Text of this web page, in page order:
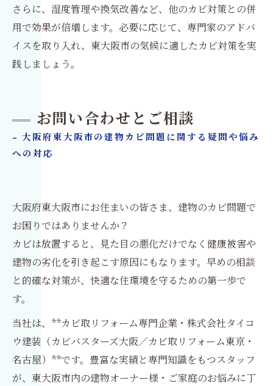
さらに、湿度管理や換気改善など、他のカビ対策との併
用で効果が倍増します。必要に応じて、専門家のアドバ
イスを取り入れ、東大阪市の気候に適したカビ対策を実
践しましょう。
お問い合わせとご相談
- 大阪府東大阪市の建物カビ問題に関する疑問や悩み
への対応
大阪府東大阪市にお住まいの皆さま、建物のカビ問題で
お困りではありませんか？
カビは放置すると、見た目の悪化だけでなく健康被害や
建物の劣化を引き起こす原因にもなります。早めの相談
と的確な対策が、快適な住環境を守るための第一歩で
す。
当社は、**カビ取リフォーム専門企業・株式会社タイコ
ウ建装（カビバスターズ大阪／カビ取リフォーム東京・
名古屋）**です。豊富な実績と専門知識をもつスタッフ
が、東大阪市内の建物オーナー様・ご家庭のお悩みに丁